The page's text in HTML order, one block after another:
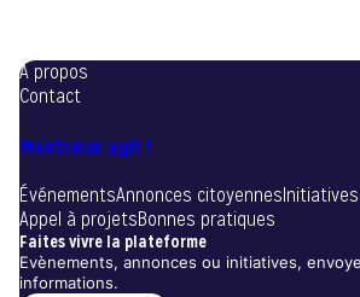
A propos
Contact
Montreux agit !
ÉvénementsAnnonces citoyennes
Appel à projetsBonnes pratiques
Faites vivre la plateforme
Evènements, annonces ou initiatives,
informations.